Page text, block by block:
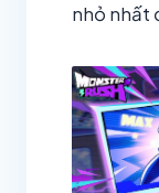
nhỏ nhất